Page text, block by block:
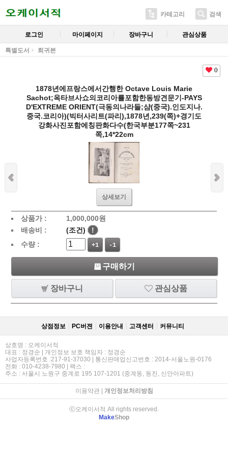
카테고리 검색
로그인 마이페이지 장바구니 관심상품
특별도서 희귀본
0
1878년에프랑스에서간행한 Octave Louis Marie
Sachot;옥타브사쇼의코리아를포함한동방견문기-PAYS
D'EXTREME ORIENT(극동의나라들;샴(중국).인도지나.
중국.코리아)(빅터사리트(파리),1878년,239(쪽)+경기도
강화사진포함에칭판화다수(한국부분177쪽~231
쪽,14*22cm
상세보기
상품가 : 1,000,000원
배송비 :
(조건)
!
수량 :
+1 -1
구매하기
장바구니 관심상품
상점정보 PC버젼 이용안내 고객센터 커뮤니티
상호명 : 오케이서적
대표 : 정경순 | 개인정보 보호 책임자 : 정경순
사업자등록번호 :217-91-37030 | 통신판매업신고번호 : 2014-서울노원-0176
전화 : 010-4238-7980 | 팩스 :
주소 : 서울시 노원구 중계로 195 107-1201 (중계동, 동진, 신안아파트)
이용약관| 개인정보처리방침
ⓒ오케이서적 All rights reserved.
MakeShop